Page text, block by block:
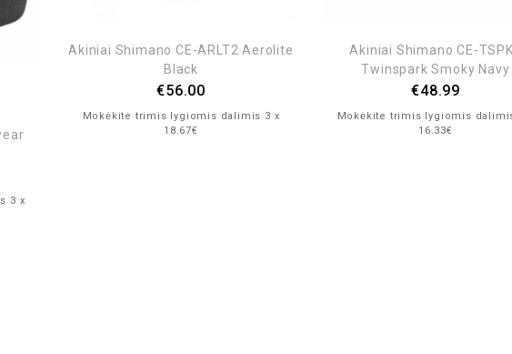
3 x
Akiniai Shimano CE-ARLT2 Aerolite
Black
€56.00
Mokėkite trimis lygiomis dalimis 3 x
18.67€
Akiniai Shimano CE-
Twinspark Smoky Navy
€48.99
Mokėkite trimis lygiomis
16.33€